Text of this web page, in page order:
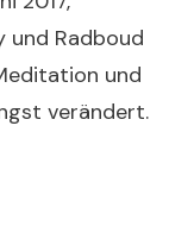
Radboud
und
verändert.